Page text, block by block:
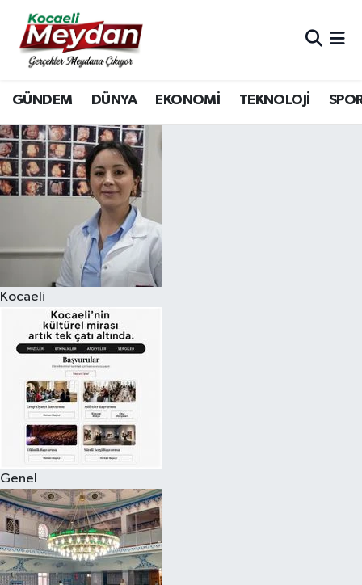
GÜNDEM DÜNYA EKONOMİ TEKNOLOJİ
Kocaeli
Genel
Nöbetçi Eczaneler
Hava Durumu
Trafik Durumu
Süper Lig Puan Durumu ve Fikstür
Tüm Manşetler
Son Dakika Haberleri
Haber Arşivi